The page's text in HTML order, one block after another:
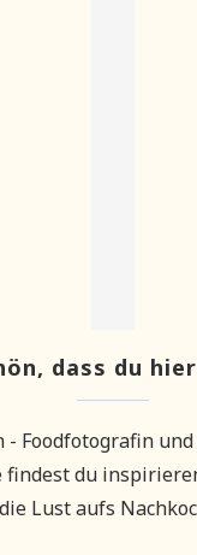
dass du
Foodfotografin
du
Lust aufs